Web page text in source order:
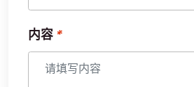
内容